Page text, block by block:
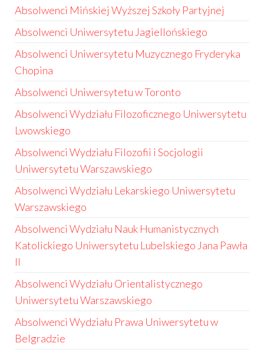
Absolwenci Mińskiej Wyższej Szkoły Partyjnej
Absolwenci Uniwersytetu Jagiellońskiego
Absolwenci Uniwersytetu Muzycznego Fryderyka
Chopina
Absolwenci Uniwersytetu w Toronto
Absolwenci Wydziału Filozoficznego Uniwersytetu
Lwowskiego
Absolwenci Wydziału Filozofii i Socjologii
Uniwersytetu Warszawskiego
Absolwenci Wydziału Lekarskiego Uniwersytetu
Warszawskiego
Absolwenci Wydziału Nauk Humanistycznych
Katolickiego Uniwersytetu Lubelskiego Jana Pawła
II
Absolwenci Wydziału Orientalistycznego
Uniwersytetu Warszawskiego
Absolwenci Wydziału Prawa Uniwersytetu w
Belgradzie